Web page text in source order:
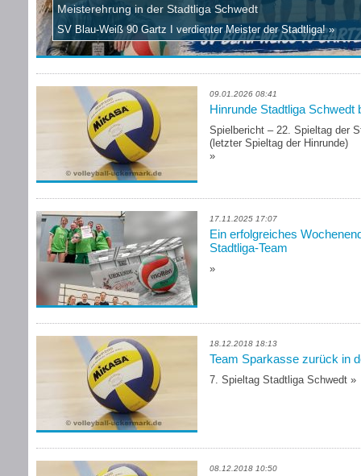
Meisterehrung in der Stadtliga Schwedt
SV Blau-Weiß 90 Gartz I verdienter Meister der Stadtliga!»
09.01.2026 08:41
Hinrunde Stadtliga Schwedt
Spielbericht – 22. Spieltag der
(letzter Spieltag der Hinrunde)
»
17.11.2025 17:07
Ein erfolgreiches
Stadtliga-Team
»
18.12.2018 18:13
Team Sparkasse zurück in
7. Spieltag Stadtliga Schwedt »
08.12.2018 10:50